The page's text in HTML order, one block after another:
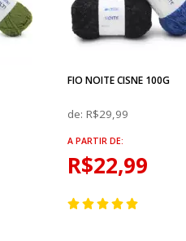
FIO NOITE CISNE 100G
de: R$29,99
A PARTIR DE:
R$22,99